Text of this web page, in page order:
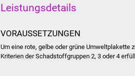
Leistungsdetails
VORAUSSETZUNGEN
Um eine rote, gelbe oder grüne Umweltplakette
Kriterien der Schadstoffgruppen 2, 3 oder 4